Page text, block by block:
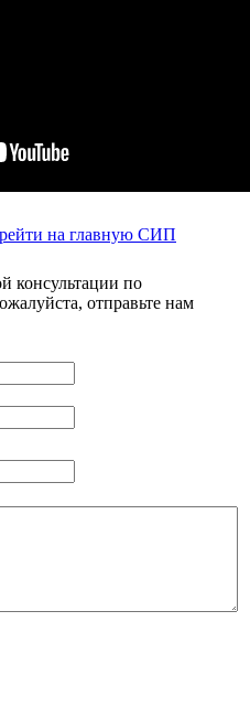
на главную СИП
консультации по
отправьте нам